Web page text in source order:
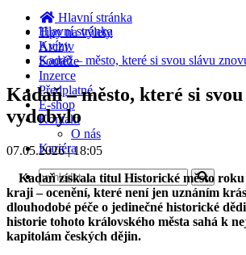
navigation
Hlavní stránka
Tipy na výlety
Archiv
Soutěže
Inzerce
Předplatné
E-shop
Kontakt
O nás
Kariéra
Hlavní stránka
Kvízy
Kadaň – město, které si svou slávu
Kadaň – město, které si
vydobylo
07.05.2026 | 18:05
Kadaň získala titul Historické město roku
kraji – ocenění, které není jen uznáním
dlouhodobé péče o jedinečné historické
historie tohoto královského města sahá k
kapitolám českých dějin.